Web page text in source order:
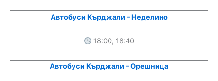
Автобуси Кърджали – Неделино
18:00, 18:40
Автобуси Кърджали – Орешница